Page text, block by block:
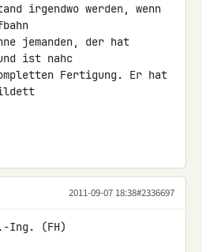
irgendwo werden, wenn
jemanden, der hat
ist nahc
Fertigung. Er hat
2011-09-07 18:38#2336697
Ing. (FH)